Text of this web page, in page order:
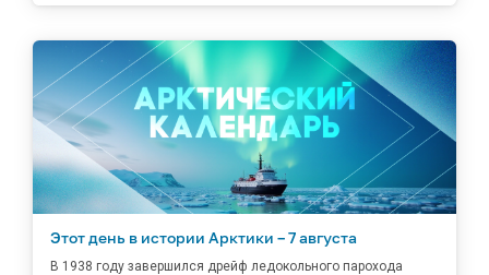
Этот день в истории Арктики – 7 августа
В 1938 году завершился дрейф ледокольного парохода